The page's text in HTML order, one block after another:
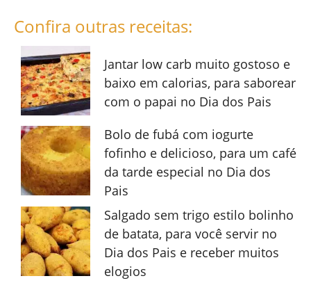
Confira outras receitas:
Jantar low carb muito gostoso e
baixo em calorias, para saborear
com o papai no Dia dos Pais
Bolo de fubá com iogurte
fofinho e delicioso, para um café
da tarde especial no Dia dos
Pais
Salgado sem trigo estilo bolinho
de batata, para você servir no
Dia dos Pais e receber muitos
elogios